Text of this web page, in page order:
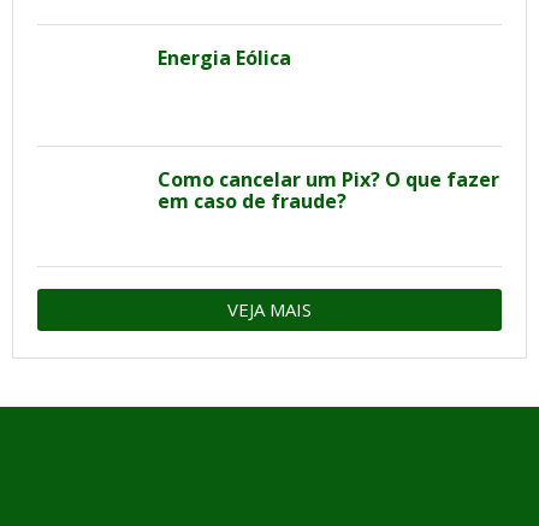
Energia Eólica
Como cancelar um Pix? O que fazer
em caso de fraude?
VEJA MAIS